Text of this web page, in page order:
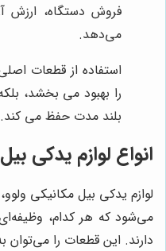
فروش دستگاه، ارزش
می‌دهد.
استفاده از قطعات
را بهبود می بخشد،
بلند مدت حفظ می کند.
انواع لوازم یدکی
لوازم یدکی بیل مکانیکی
می‌شود که هر کدام،
دارند. این قطعات را